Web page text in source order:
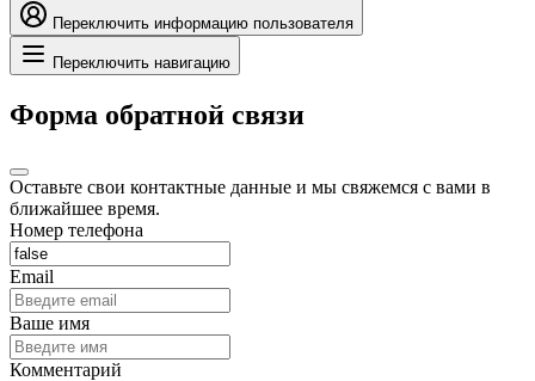
Переключить информацию пользователя
Переключить навигацию
Форма обратной связи
Оставьте свои контактные данные и мы свяжемся с вами в
ближайшее время.
Номер телефона
Email
Ваше имя
Комментарий